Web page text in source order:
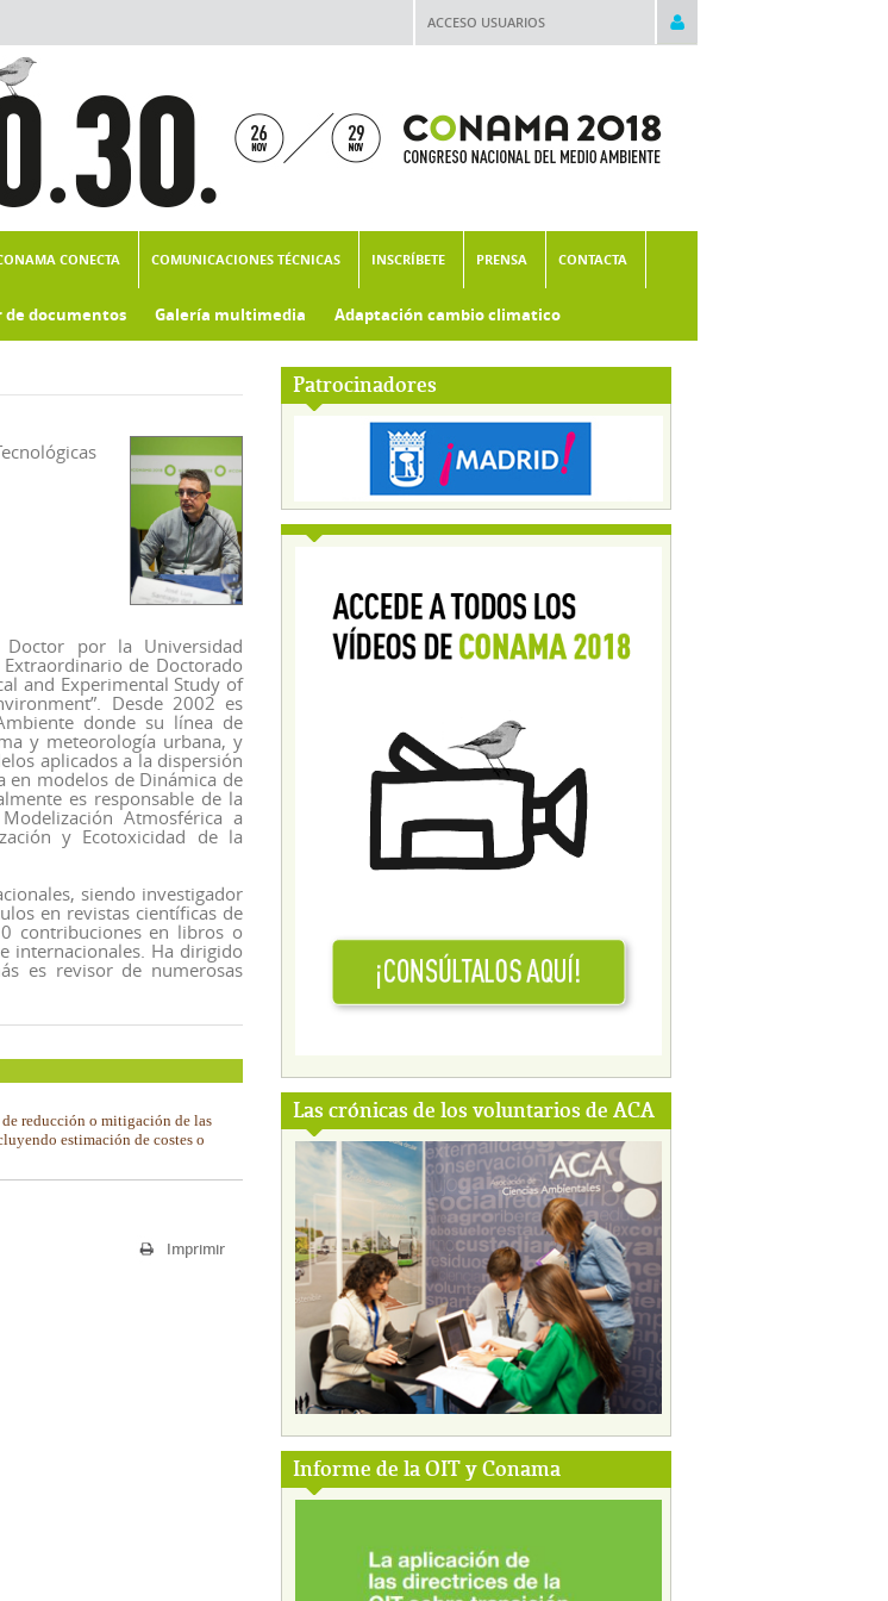
ACCESO USUARIOS
CONECTA COMUNICACIONES TÉCNICAS INSCRÍBETE PRENSA CONTACTA
de documentos Galería multimedia Adaptación cambio climatico
Patrocinadores
Las crónicas de los voluntarios de ACA
Informe de la OIT y Conama
por la Universidad
de Doctorado
and Experimental Study of
Desde 2002 es
donde su línea de
y meteorología urbana, y
aplicados a la dispersión
en modelos de Dinámica de
es responsable de la
Atmosférica a
y Ecotoxicidad de la
siendo investigador
en revistas científicas de
contribuciones en libros o
internacionales. Ha dirigido
es revisor de numerosas
reducción o mitigación de las
estimación de costes o
Imprimir